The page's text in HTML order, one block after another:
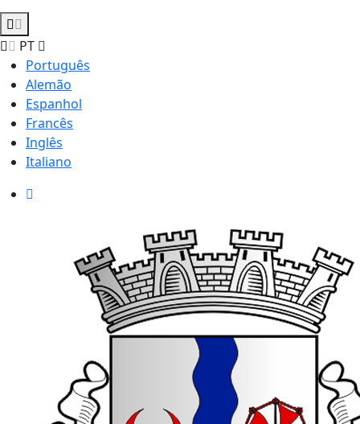
PT
Português
Alemão
Espanhol
Francês
Inglês
Italiano